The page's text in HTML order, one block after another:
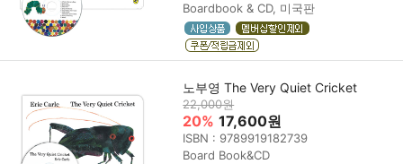
Boardbook & CD, 미국판
노부영 The Very Quiet Cricket
22,000원
20% 17,600원
ISBN : 9789919182739
Board Book&CD